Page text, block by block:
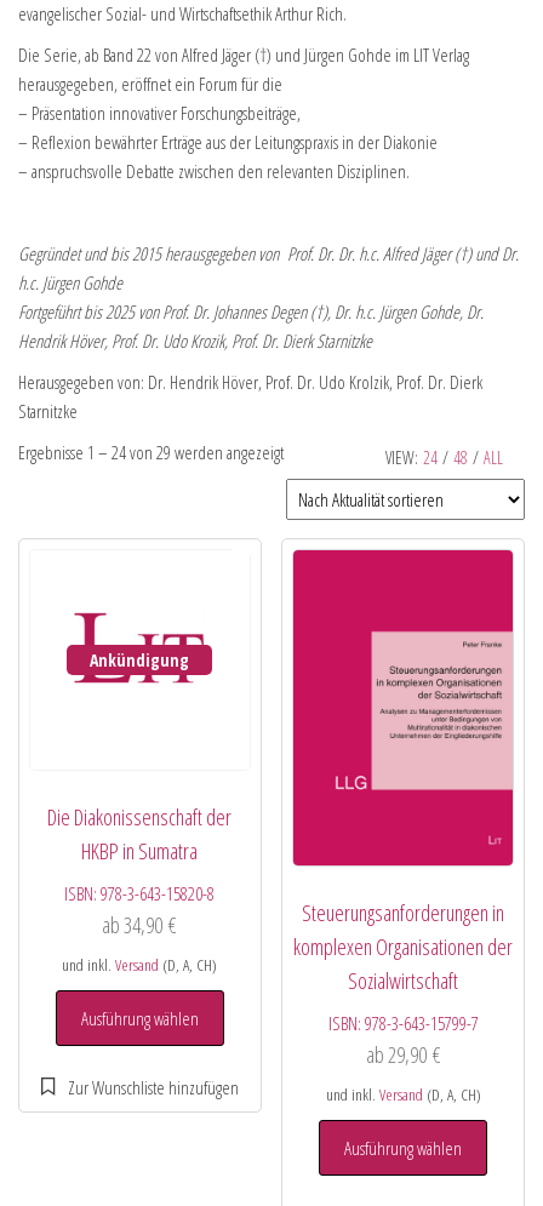
evangelischer Sozial- und Wirtschaftsethik Arthur Rich.
Die Serie, ab Band 22 von Alfred Jäger (†) und Jürgen Gohde im LIT Verlag
herausgegeben, eröffnet ein Forum für die
– Präsentation innovativer Forschungsbeiträge,
– Reflexion bewährter Erträge aus der Leitungspraxis in der Diakonie
– anspruchsvolle Debatte zwischen den relevanten Disziplinen.
Gegründet und bis 2015 herausgegeben von Prof. Dr. Dr. h.c. Alfred Jäger (†) und Dr.
h.c. Jürgen Gohde
Fortgeführt bis 2025 von Prof. Dr. Johannes Degen (†), Dr. h.c. Jürgen Gohde, Dr.
Hendrik Höver, Prof. Dr. Udo Krozik, Prof. Dr. Dierk Starnitzke
Herausgegeben von: Dr. Hendrik Höver, Prof. Dr. Udo Krolzik, Prof. Dr. Dierk
Starnitzke
VIEW: 24 / 48 / ALL
Ergebnisse 1 – 24 von 29 werden angezeigt
Ankündigung
Die Diakonissenschaft der
HKBP in Sumatra
ISBN:978-3-643-15820-8
ab34,90€
und inkl.Versand (D, A, CH)
Ausführung wählen
Steuerungsanforderungen in
komplexen Organisationen der
Sozialwirtschaft
ISBN: 978-3-643-15799-7
ab29,90 €
und inkl. Versand (D, A, CH)
Ausführung wählen